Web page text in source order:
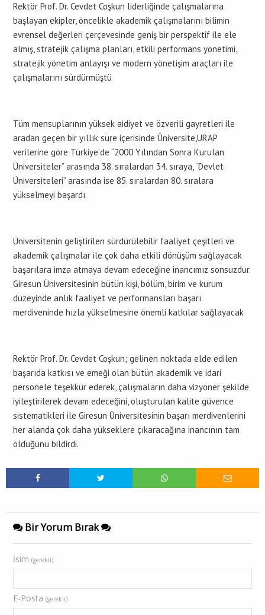
Rektör Prof. Dr. Cevdet Coşkun liderliğinde çalışmalarına
başlayan ekipler, öncelikle akademik çalışmalarını bilimin
evrensel değerleri çerçevesinde geniş bir perspektif ile ele
almış, stratejik çalışma planları, etkili performans yönetimi,
stratejik yönetim anlayışı ve modern yönetişim araçları ile
çalışmalarını sürdürmüştü
Tüm mensuplarının yüksek aidiyet ve özverili gayretleri ile
aradan geçen bir yıllık süre içerisinde Üniversite,URAP
verilerine göre Türkiye’de “2000 Yılından Sonra Kurulan
Üniversiteler” arasında 38. sıralardan 34. sıraya, “Devlet
Üniversiteleri” arasında ise 85. sıralardan 80. sıralara
yükselmeyi başardı.
Üniversitenin geliştirilen sürdürülebilir faaliyet çeşitleri ve
akademik çalışmalar ile çok daha etkili dönüşüm sağlayacak
başarılara imza atmaya devam edeceğine inancımız sonsuzdur.
Giresun Üniversitesinin bütün kişi, bölüm, birim ve kurum
düzeyinde anlık faaliyet ve performansları başarı
merdiveninde hızla yükselmesine önemli katkılar sağlayacak
Rektör Prof. Dr. Cevdet Coşkun; gelinen noktada elde edilen
başarıda katkısı ve emeği olan bütün akademik ve idari
personele teşekkür ederek, çalışmaların daha vizyoner şekilde
iyileştirilerek devam edeceğini, oluşturulan kalite güvence
sistematikleri ile Giresun Üniversitesinin başarı merdivenlerini
her alanda çok daha yükseklere çıkaracağına inancının tam
olduğunu bildirdi.
Bir Yorum Bırak
İsim (gerekli)
E-Posta (gerekli)